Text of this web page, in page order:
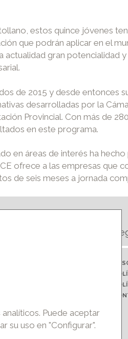
estos quince jóvenes
que podrán aplicar en el
gran potencialidad
de 2015 y desde entonces
desarrolladas por la
Provincial. Con más de
en este programa.
en áreas de interés ha
ofrece a las empresas que
de seis meses a jornada
reservados. Prohibida la
Puede aceptar
su uso en "Configurar".